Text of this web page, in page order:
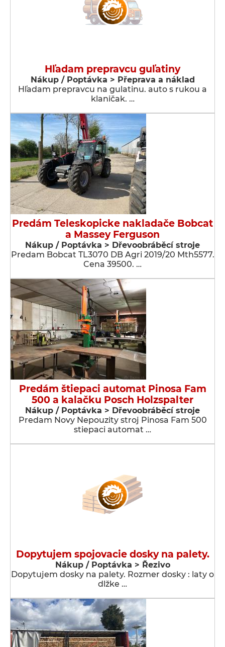
Hľadam prepravcu guľatiny
Nákup / Poptávka > Přeprava a náklad
Hľadam prepravcu na gulatinu. auto s rukou a
klaničak. …
Predám Teleskopicke nakladače Bobcat
a Massey Ferguson
Nákup / Poptávka > Dřevoobráběcí stroje
Predam Bobcat TL3070 DB Agri 2019/20 Mth5577.
Cena 39500. …
Predám štiepaci automat Pinosa Fam
500 a kalačku Posch Holzspalter
Nákup / Poptávka > Dřevoobráběcí stroje
Predam Novy Nepouzity stroj Pinosa Fam 500
stiepaci automat …
Dopytujem spojovacie dosky na palety.
Nákup / Poptávka > Řezivo
Dopytujem dosky na palety. Rozmer dosky : laty o
dlžke …